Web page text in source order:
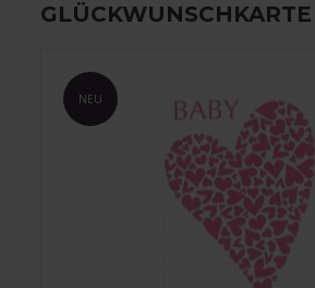
GLÜCKWUNSCHKARTE
NEU